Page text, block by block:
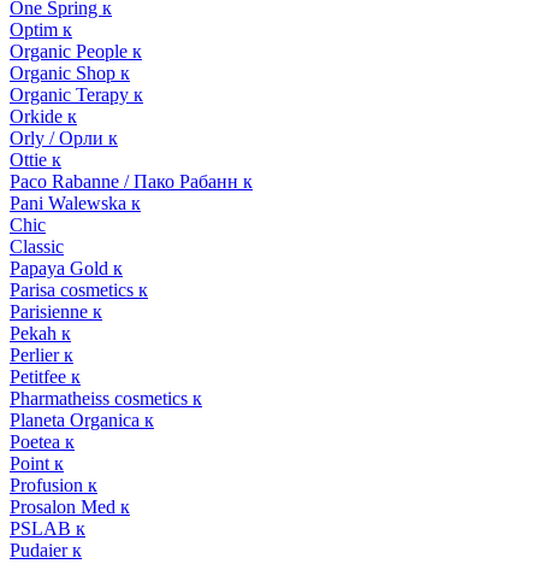
One Spring к
Optim к
Organic People к
Organic Shop к
Organic Terapy к
Orkide к
Orly / Орли к
Ottie к
Paco Rabanne / Пако Рабанн к
Pani Walewska к
Chic
Classic
Papaya Gold к
Parisa cosmetics к
Parisienne к
Pekah к
Perlier к
Petitfee к
Pharmatheiss cosmetics к
Planeta Organica к
Poetea к
Point к
Profusion к
Prosalon Med к
PSLAB к
Pudaier к